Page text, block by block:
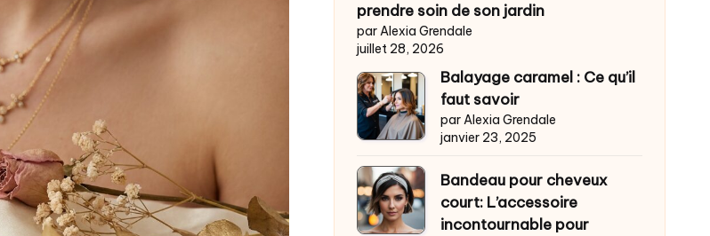
prendre soin de son jardin
par Alexia Grendale
juillet 28, 2026
Balayage caramel : Ce qu’il
faut savoir
par Alexia Grendale
janvier 23, 2025
Bandeau pour cheveux
court: L’accessoire
incontournable pour